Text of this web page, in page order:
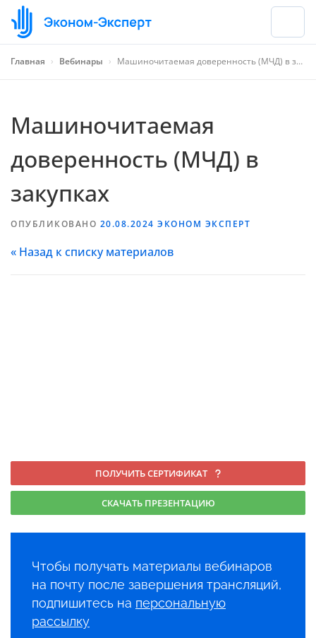
Главная › Вебинары › Машиночитаемая доверенность (МЧД) в закупках
Машиночитаемая
доверенность (МЧД) в
закупках
ОПУБЛИКОВАНО 20.08.2024 ЭКОНОМ ЭКСПЕРТ
« Назад к списку материалов
ПОЛУЧИТЬ СЕРТИФИКАТ
СКАЧАТЬ ПРЕЗЕНТАЦИЮ
Чтобы получать материалы вебинаров
на почту после завершения трансляций,
подпишитесь на персональную
рассылку